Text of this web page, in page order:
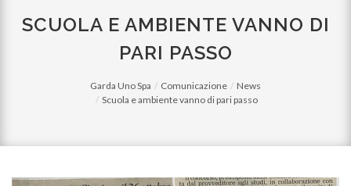
SCUOLA E AMBIENTE VANNO DI
PARI PASSO
Garda Uno Spa Comunicazione
News
Scuola e ambiente vanno di pari passo